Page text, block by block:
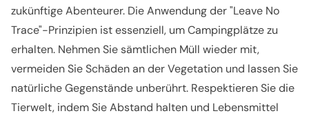
zukünftige Abenteurer. Die Anwendung der "Leave No
Trace"-Prinzipien ist essenziell, um Campingplätze zu
erhalten. Nehmen Sie sämtlichen Müll wieder mit,
vermeiden Sie Schäden an der Vegetation und lassen Sie
natürliche Gegenstände unberührt. Respektieren Sie die
Tierwelt, indem Sie Abstand halten und Lebensmittel